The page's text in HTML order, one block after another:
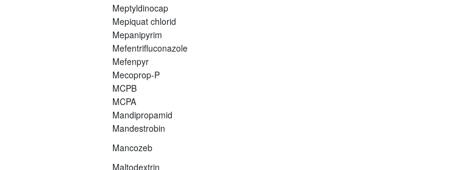
Meptyldinocap
Mepiquat chlorid
Mepanipyrim
Mefentrifluconazole
Mefenpyr
Mecoprop-P
MCPB
MCPA
Mandipropamid
Mandestrobin
Mancozeb
Maltodextrin